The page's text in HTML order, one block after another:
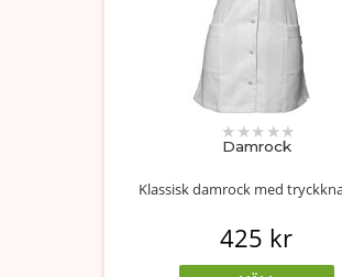
Damrock
★ ★★ ★★
Klassisk damrock med
425 kr